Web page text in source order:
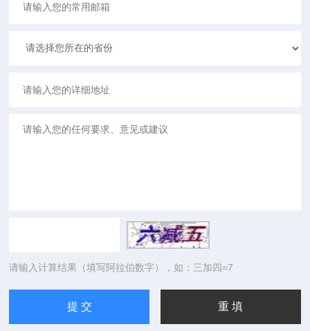
请输入计算结果（填写阿拉伯数字），如：三加四=7